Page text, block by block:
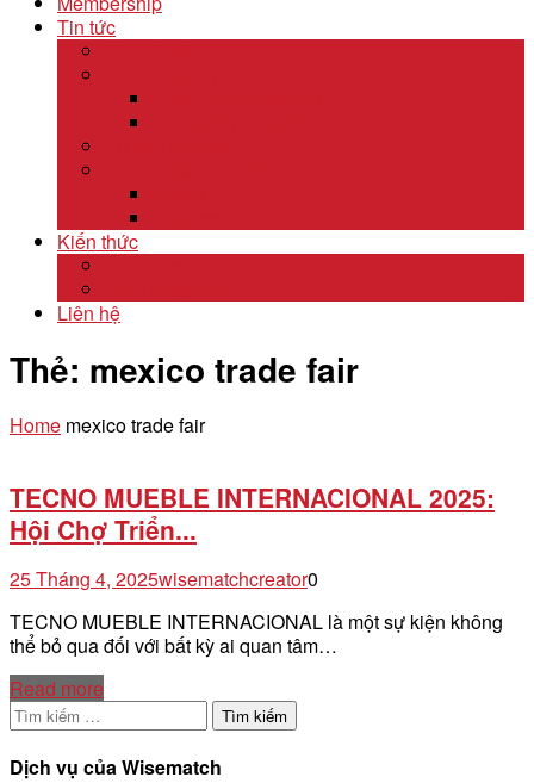
Tin tức
Kiến thức
Liên hệ
Thẻ: mexico trade fair
Home mexico trade fair
TECNO MUEBLE INTERNACIONAL 2025:
Hội Chợ Triển...
25 Tháng 4, 2025wisematchcreator0
TECNO MUEBLE INTERNACIONAL là một sự kiện không
thể bỏ qua đối với bất kỳ ai quan tâm…
Read more
Tìm
kiếm
cho:
Dịch vụ của Wisematch